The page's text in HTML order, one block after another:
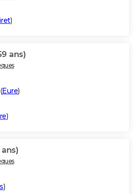
)
ans)
(Eure)
)
ans)
)